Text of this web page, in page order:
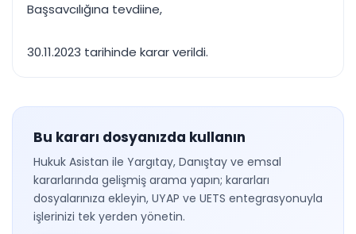
Başsavcılığına tevdiine,
30.11.2023 tarihinde karar verildi.
Bu kararı dosyanızda kullanın
Hukuk Asistan ile Yargıtay, Danıştay ve emsal
kararlarında gelişmiş arama yapın; kararları
dosyalarınıza ekleyin, UYAP ve UETS entegrasyonuyla
işlerinizi tek yerden yönetin.